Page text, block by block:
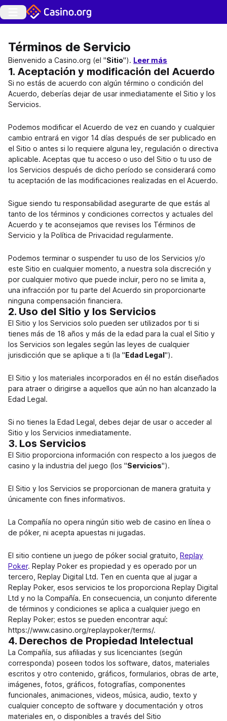
Términos de Servicio
Bienvenido a Casino.org (el "Sitio"). Leer más
1. Aceptación y modificación del Acuerdo
Si no estás de acuerdo con algún término o condición del
Acuerdo, deberías dejar de usar inmediatamente el Sitio y los
Servicios.
Podemos modificar el Acuerdo de vez en cuando y cualquier
cambio entrará en vigor 14 días después de ser publicado en
el Sitio o antes si lo requiere alguna ley, regulación o directiva
aplicable. Aceptas que tu acceso o uso del Sitio o tu uso de
los Servicios después de dicho período se considerará como
tu aceptación de las modificaciones realizadas en el Acuerdo.
Sigue siendo tu responsabilidad asegurarte de que estás al
tanto de los términos y condiciones correctos y actuales del
Acuerdo y te aconsejamos que revises los Términos de
Servicio y la Política de Privacidad regularmente.
Podemos terminar o suspender tu uso de los Servicios y/o
este Sitio en cualquier momento, a nuestra sola discreción y
por cualquier motivo que puede incluir, pero no se limita a,
una infracción por tu parte del Acuerdo sin proporcionarte
ninguna compensación financiera.
2. Uso del Sitio y los Servicios
El Sitio y los Servicios solo pueden ser utilizados por ti si
tienes más de 18 años y más de la edad para la cual el Sitio y
los Servicios son legales según las leyes de cualquier
jurisdicción que se aplique a ti (la "Edad Legal").
El Sitio y los materiales incorporados en él no están diseñados
para atraer o dirigirse a aquellos que aún no han alcanzado la
Edad Legal.
Si no tienes la Edad Legal, debes dejar de usar o acceder al
Sitio y los Servicios inmediatamente.
3. Los Servicios
El Sitio proporciona información con respecto a los juegos de
casino y la industria del juego (los "Servicios").
El Sitio y los Servicios se proporcionan de manera gratuita y
únicamente con fines informativos.
La Compañía no opera ningún sitio web de casino en línea o
de póker, ni acepta apuestas ni jugadas.
El sitio contiene un juego de póker social gratuito, Replay
Poker. Replay Poker es propiedad y es operado por un
tercero, Replay Digital Ltd. Ten en cuenta que al jugar a
Replay Poker, esos servicios te los proporciona Replay Digital
Ltd y no la Compañía. En consecuencia, un conjunto diferente
de términos y condiciones se aplica a cualquier juego en
Replay Poker; estos se pueden encontrar aquí:
https://www.casino.org/replaypoker/terms/.
4. Derechos de Propiedad Intelectual
La Compañía, sus afiliadas y sus licenciantes (según
corresponda) poseen todos los software, datos, materiales
escritos y otro contenido, gráficos, formularios, obras de arte,
imágenes, fotos, gráficos, fotografías, componentes
funcionales, animaciones, videos, música, audio, texto y
cualquier concepto de software y documentación y otros
materiales en, o disponibles a través del Sitio